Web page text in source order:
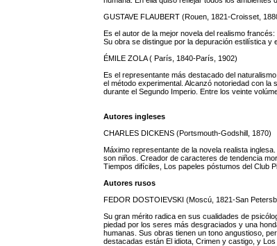
GUSTAVE FLAUBERT (Rouen, 1821-Croisset,
Es el autor de la mejor novela del realismo
Su obra se distingue por la depuración estilística y
ÉMILE ZOLA ( París, 1840-París, 1902)
Es el representante más destacado del
el método experimental. Alcanzó notoriedad con
durante el Segundo Imperio. Entre los veinte
Autores ingleses
CHARLES DICKENS (Portsmouth-Godshill, 1870)
Máximo representante de la novela realista
son niños. Creador de caracteres de tendencia
Tiempos difíciles, Los papeles póstumos del Club
Autores rusos
FEDOR DOSTOIEVSKI (Moscú, 1821-San
Su gran mérito radica en sus cualidades de
piedad por los seres más desgraciados y una
humanas. Sus obras tienen un tono angustioso,
destacadas están El idiota, Crimen y castigo, y